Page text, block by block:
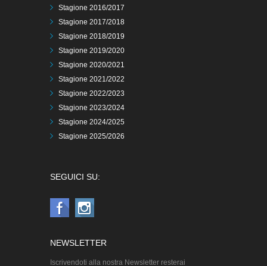
Stagione 2016/2017
Stagione 2017/2018
Stagione 2018/2019
Stagione 2019/2020
Stagione 2020/2021
Stagione 2021/2022
Stagione 2022/2023
Stagione 2023/2024
Stagione 2024/2025
Stagione 2025/2026
SEGUICI SU:
NEWSLETTER
Iscrivendoti alla nostra Newsletter resterai